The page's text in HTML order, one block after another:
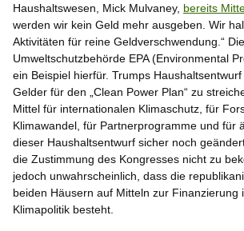
Haushaltswesen, Mick Mulvaney, bereits
werden wir kein Geld mehr ausgeben. Wir
Aktivitäten für reine Geldverschwendung.“ Die
Umweltschutzbehörde EPA (Environmental
ein Beispiel hierfür. Trumps
Gelder für den „Clean Power Plan“ zu
Mittel für internationalen Klimaschutz, für
Klimawandel, für Partnerprogramme und für
dieser Haushaltsentwurf sicher noch
die Zustimmung des Kongresses nicht zu
jedoch unwahrscheinlich, dass die
beiden Häusern auf Mitteln zur Finanzierung
Klimapolitik besteht.